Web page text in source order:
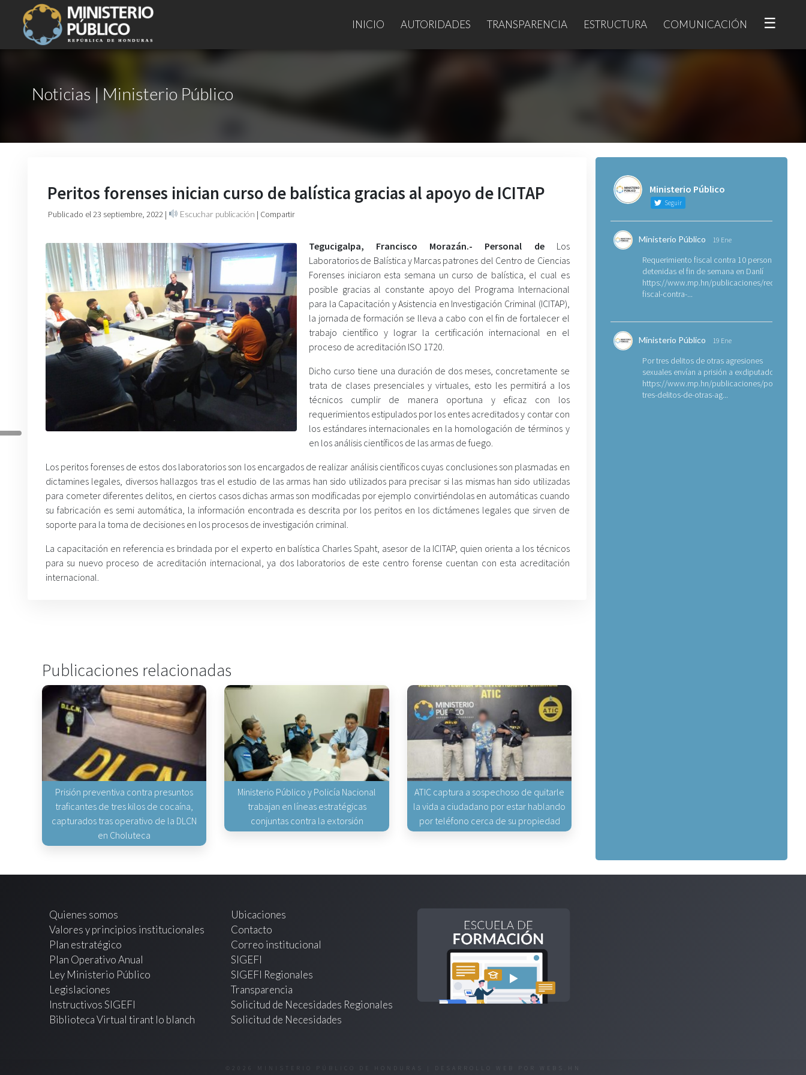
INICIO AUTORIDADES TRANSPARENCIA ESTRUCTURA COMUNICACIÓN ☰
Noticias | Ministerio Público
Peritos forenses inician curso de balística gracias al apoyo de ICITAP
Publicado el 23 septiembre, 2022 | Escuchar publicación | Compartir
Tegucigalpa, Francisco Morazán.- Personal de Los
Laboratorios de Balística y Marcas patrones del Centro de Ciencias
Forenses iniciaron esta semana un curso de balística, el cual es
posible gracias al constante apoyo del Programa Internacional
para la Capacitación y Asistencia en Investigación Criminal (ICITAP),
la jornada de formación se lleva a cabo con el fin de fortalecer el
trabajo científico y lograr la certificación internacional en el
proceso de acreditación ISO 1720.
Dicho curso tiene una duración de dos meses, concretamente se
trata de clases presenciales y virtuales, esto les permitirá a los
técnicos cumplir de manera oportuna y eficaz con los
requerimientos estipulados por los entes acreditados y contar con
los estándares internacionales en la homologación de términos y
en los análisis científicos de las armas de fuego.
Los peritos forenses de estos dos laboratorios son los encargados de realizar análisis científicos cuyas conclusiones son plasmadas en
dictamines legales, diversos hallazgos tras el estudio de las armas han sido utilizados para precisar si las mismas han sido utilizadas
para cometer diferentes delitos, en ciertos casos dichas armas son modificadas por ejemplo convirtiéndolas en automáticas cuando
su fabricación es semi automática, la información encontrada es descrita por los peritos en los dictámenes legales que sirven de
soporte para la toma de decisiones en los procesos de investigación criminal.
La capacitación en referencia es brindada por el experto en balística Charles Spaht, asesor de la ICITAP, quien orienta a los técnicos
para su nuevo proceso de acreditación internacional, ya dos laboratorios de este centro forense cuentan con esta acreditación
internacional.
Publicaciones relacionadas
Prisión preventiva contra presuntos
traficantes de tres kilos de cocaína,
capturados tras operativo de la DLCN
en Choluteca
Ministerio Público y Policía Nacional
trabajan en líneas estratégicas
conjuntas contra la extorsión
ATIC captura a sospechoso de quitarle
la vida a ciudadano por estar hablando
por teléfono cerca de su propiedad
Ministerio Público
Seguir
Ministerio Público 19 Ene
Requerimiento fiscal contra 10 personas
detenidas el fin de semana en Danlí
https://www.mp.hn/publicaciones/
fiscal-contra-...
Ministerio Público 19 Ene
Por tres delitos de otras agresiones
sexuales envían a prisión a exdiputado
https://www.mp.hn/publicaciones/por-
tres-delitos-de-otras-ag...
Quienes somos
Valores y principios institucionales
Plan estratégico
Plan Operativo Anual
Ley Ministerio Público
Legislaciones
Instructivos SIGEFI
Biblioteca Virtual tirant lo blanch
Ubicaciones
Contacto
Correo institucional
SIGEFI
SIGEFI Regionales
Transparencia
Solicitud de Necesidades Regionales
Solicitud de Necesidades
©2026 MINISTERIO PÚBLICO DE HONDURAS | DESARROLLO WEB POR WEBS.HN